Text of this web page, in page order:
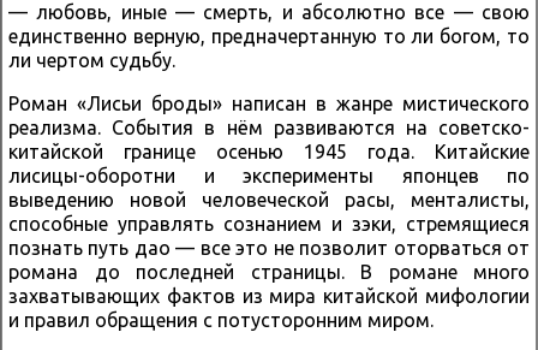
— любовь, иные — смерть, и абсолютно все — свою
единственно верную, предначертанную то ли богом, то
ли чертом судьбу.
Роман «Лисьи броды» написан в жанре мистического
реализма. События в нём развиваются на советско-
китайской границе осенью 1945 года. Китайские
лисицы-оборотни и эксперименты японцев по
выведению новой человеческой расы, менталисты,
способные управлять сознанием и зэки, стремящиеся
познать путь дао — все это не позволит оторваться от
романа до последней страницы. В романе много
захватывающих фактов из мира китайской мифологии
и правил обращения с потусторонним миром.